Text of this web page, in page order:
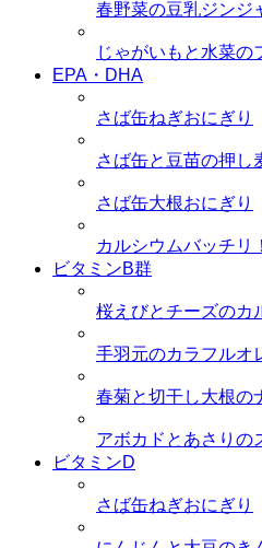
春野菜の豆乳ジンジ
じゃがいもと水菜の
EPA・DHA
さば缶ねぎおにぎり
さば缶と豆苗の押し
さば缶大根おにぎり
カルシウムバッチリ
ビタミンB群
桜えびとチーズのカ
手羽元のカラフルオ
春菊と切干し大根の
アボカドとあさりの
ビタミンD
さば缶ねぎおにぎり